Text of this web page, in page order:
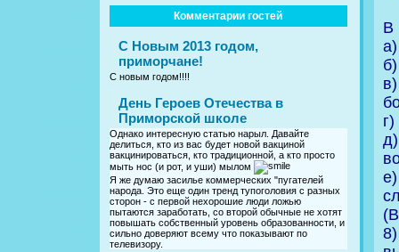
Комментарии гостей
С Новым 2013 годом,
приморчане!
С новым годом!!!!
День Героев Отечества в
Приморской школе
Однако интересную статью нарыл. Давайте
делиться, кто из вас будет новой вакциной
вакцинироваться, кто традиционной, а кто просто
мыть нос (и рот, и уши) мылом
Я же думаю засилье коммерческих "пугателей
народа. Это еще один тренд тупоголовия с разных
сторон - с первой нехорошие люди ложью
пытаются заработать, со второй обычные не хотят
повышать собственный уровень образованности, и
сильно доверяют всему что показывают по
телевизору.
В